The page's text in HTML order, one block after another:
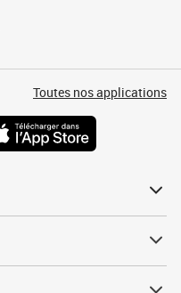
Toutes nos applications